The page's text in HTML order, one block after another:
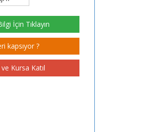
İçin Tıklayın
kapsıyor ?
Kursa Katıl